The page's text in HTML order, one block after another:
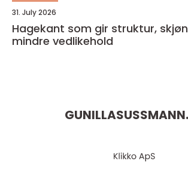
31. July 2026
Hagekant som gir struktur,
mindre vedlikehold
GUNILLASUSSMANN.